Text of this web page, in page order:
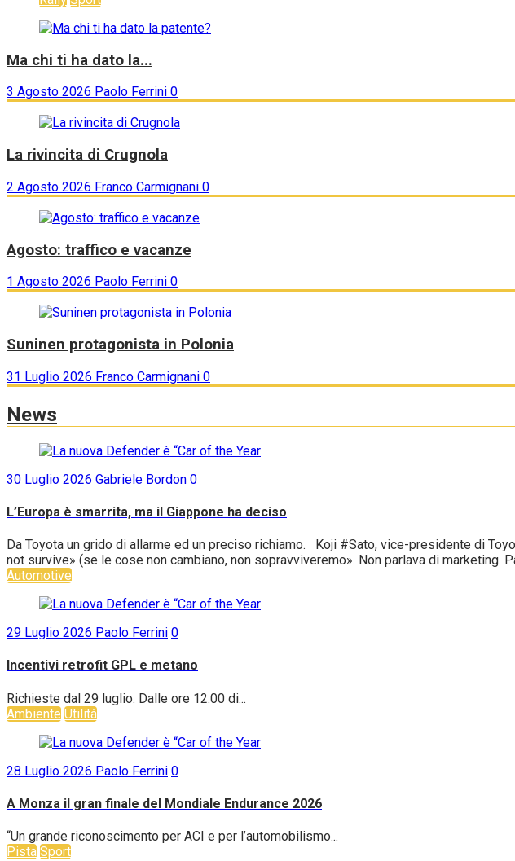
Ma chi ti ha dato la...
3 Agosto 2026 Paolo Ferrini 0
La rivincita di Crugnola
2 Agosto 2026 Franco Carmignani 0
Agosto: traffico e vacanze
1 Agosto 2026 Paolo Ferrini 0
Suninen protagonista in Polonia
31 Luglio 2026 Franco Carmignani 0
News
30 Luglio 2026 Gabriele Bordon 0
L’Europa è smarrita, ma il Giappone ha deciso
Da Toyota un grido di allarme ed un preciso richiamo. Koji #Sato, vice-presidente di
not survive» (se le cose non cambiano, non sopravviveremo». Non parlava di marketing.
Automotive
29 Luglio 2026 Paolo Ferrini 0
Incentivi retrofit GPL e metano
Richieste dal 29 luglio. Dalle ore 12.00 di...
Ambiente Utilità
28 Luglio 2026 Paolo Ferrini 0
A Monza il gran finale del Mondiale Endurance 2026
“Un grande riconoscimento per ACI e per l’automobilismo...
Pista Sport